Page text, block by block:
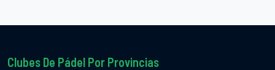
Clubes De Pádel Por Provincias